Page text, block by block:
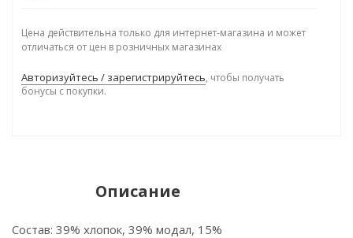
Цена действительна только для интернет-магазина и может
отличаться от цен в розничных магазинах
Авторизуйтесь / зарегистрируйтесь, чтобы получать
бонусы с покупки.
Описание
Состав: 39% хлопок, 39% модал, 15%